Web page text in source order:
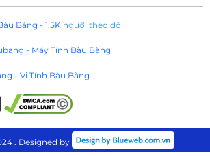
Bàng - 1,5K người theo dõi
- Máy Tính Bàu Bàng
- Vi Tính Bàu Bàng
. Designed by